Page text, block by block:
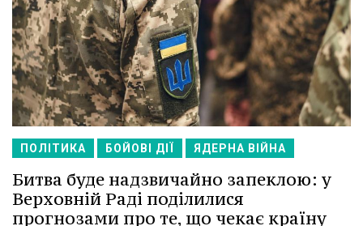
ПОЛІТИКА БОЙОВІ ДІЇ ЯДЕРНА ВІЙНА
Битва буде надзвичайно запеклою: у
Верховній Раді поділилися
прогнозами про те, що чекає країну